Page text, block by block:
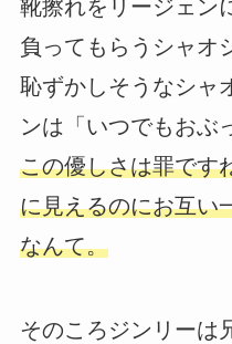
靴擦れをリージェン
負ってもらうシャオ
恥ずかしそうなシャ
ンは「いつでもおぶ
この優しさは罪です
に見えるのにお互い
なんて。
そのころジンリーは